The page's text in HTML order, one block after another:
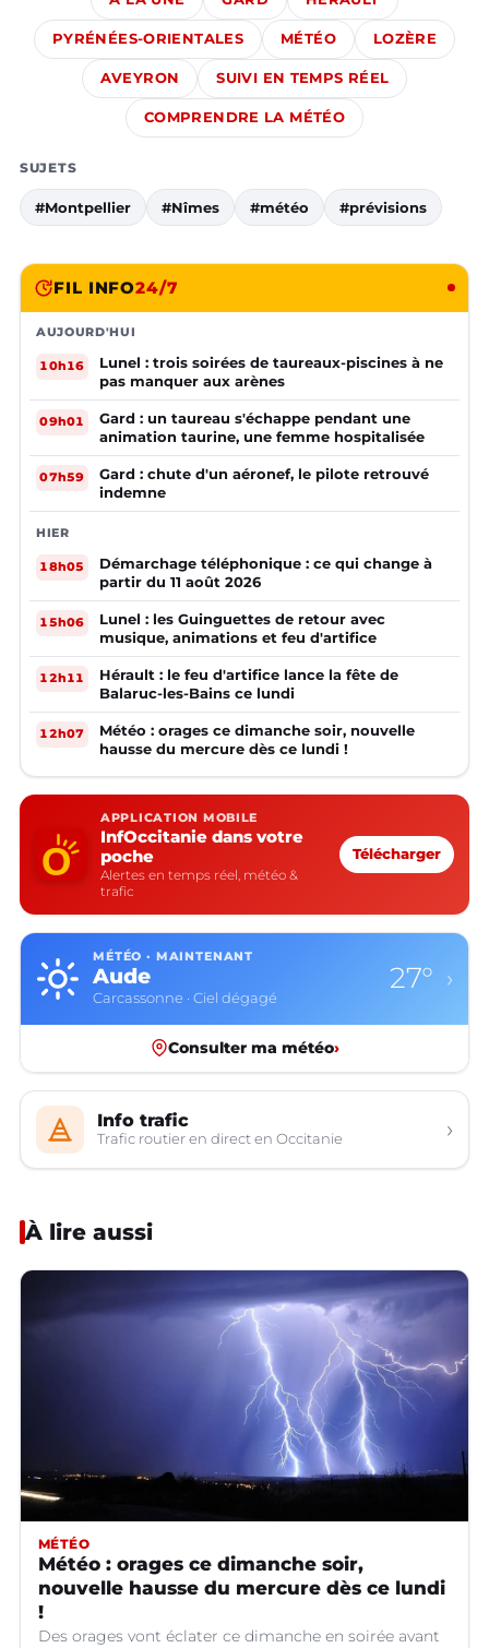
PYRÉNÉES-ORIENTALES MÉTÉO LOZÈRE
AVEYRON SUIVI EN TEMPS RÉEL
COMPRENDRE LA MÉTÉO
SUJETS
#Montpellier #Nîmes #météo #prévisions
FIL INFO24/7
AUJOURD'HUI
10h16
Lunel : trois soirées de taureaux-piscines à ne
pas manquer aux arènes
09h01
Gard : un taureau s'échappe pendant une
animation taurine, une femme hospitalisée
07h59
Gard : chute d'un aéronef, le pilote retrouvé
indemne
HIER
18h05
Démarchage téléphonique : ce qui change à
partir du 11 août 2026
15h06
Lunel : les Guinguettes de retour avec
musique, animations et feu d'artifice
12h11
Hérault : le feu d'artifice lance la fête de
Balaruc-les-Bains ce lundi
12h07
Météo : orages ce dimanche soir, nouvelle
hausse du mercure dès ce lundi !
APPLICATION MOBILE
InfOccitanie dans votre
poche
Alertes en temps réel, météo &
trafic
Télécharger
MÉTÉO · MAINTENANT
Aude
Carcassonne · Ciel dégagé
27° ›
Consulter ma météo›
Info trafic
Trafic routier en direct en Occitanie ›
À lire aussi
MÉTÉO
Météo : orages ce dimanche soir,
nouvelle hausse du mercure dès ce lundi
!
Des orages vont éclater ce dimanche en soirée avant